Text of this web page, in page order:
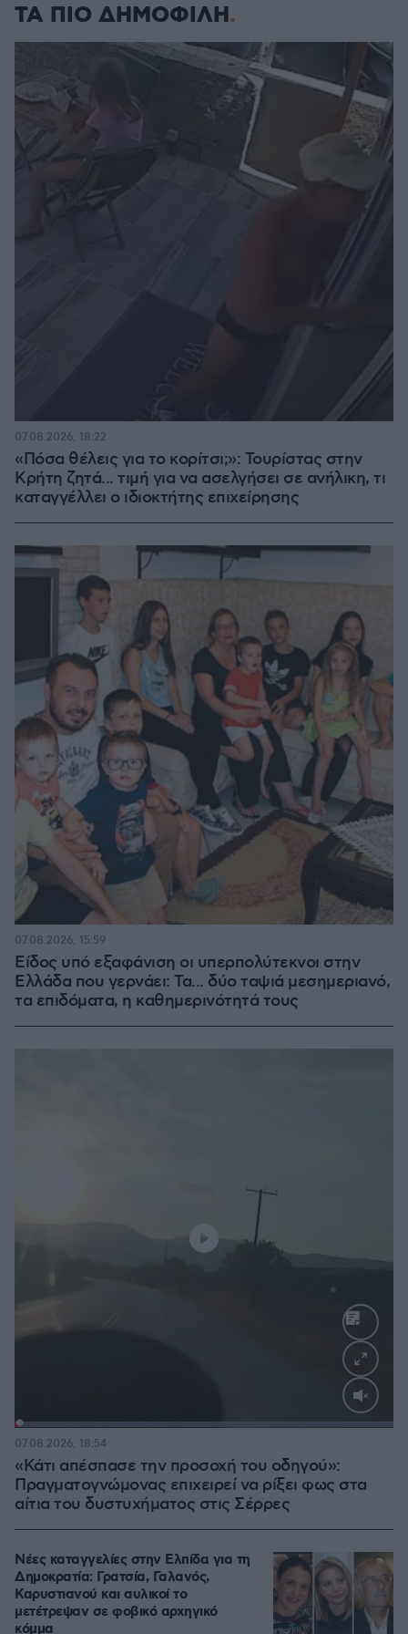
ΤΑ ΠΙΟ ΔΗΜΟΦΙΛΗ
«Πόσα θέλεις για το κορίτσι;»: Τουρίστας στην
Κρήτη ζητά... τιμή για να ασελγήσει σε ανήλικη, τι
καταγγέλλει ο ιδιοκτήτης επιχείρησης
07.08.2026, 18:22
Είδος υπό εξαφάνιση οι υπερπολύτεκνοι στην
Ελλάδα που γερνάει: Τα... δύο ταψιά μεσημεριανό,
τα επιδόματα, η καθημερινότητά τους
07.08.2026, 15:59
Loaded:
«Κάτι απέσπασε την προσοχή του οδηγού»:
Πραγματογνώμονας επιχειρεί να ρίξει φως στα
αίτια του δυστυχήματος στις Σέρρες
07.08.2026, 18:54
Νέες καταγγελίες στην Ελπίδα για τη
Δημοκρατία: Γρατσία, Γαλανός,
Καρυστιανού και αυλικοί το
μετέτρεψαν σε φοβικό αρχηγικό
κόμμα